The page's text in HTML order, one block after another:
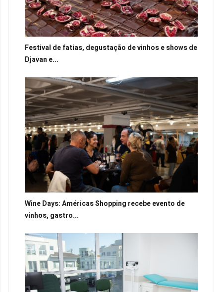
Festival de fatias, degustação de vinhos e shows de
Djavan e...
Wine Days: Américas Shopping recebe evento de
vinhos, gastro...